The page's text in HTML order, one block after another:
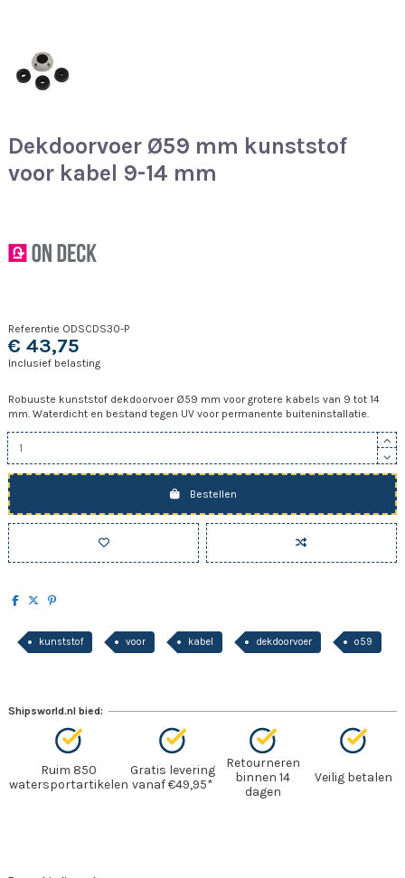
Dekdoorvoer Ø59 mm kunststof
voor kabel 9-14 mm
Referentie ODSCDS30-P
€ 43,75
Inclusief belasting
Robuuste kunststof dekdoorvoer Ø59 mm voor grotere kabels van 9 tot 14
mm. Waterdicht en bestand tegen UV voor permanente buiteninstallatie.
Bestellen
kunststof voor kabel dekdoorvoer o59
Shipsworld.nl bied:
Ruim 850
watersportartikelen
Gratis levering
vanaf €49,95*
Retourneren
binnen 14
dagen
Veilig betalen